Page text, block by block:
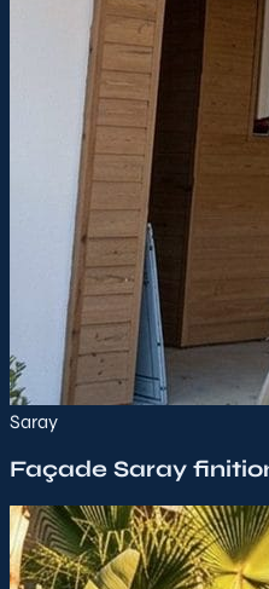
Saray
Façade Saray